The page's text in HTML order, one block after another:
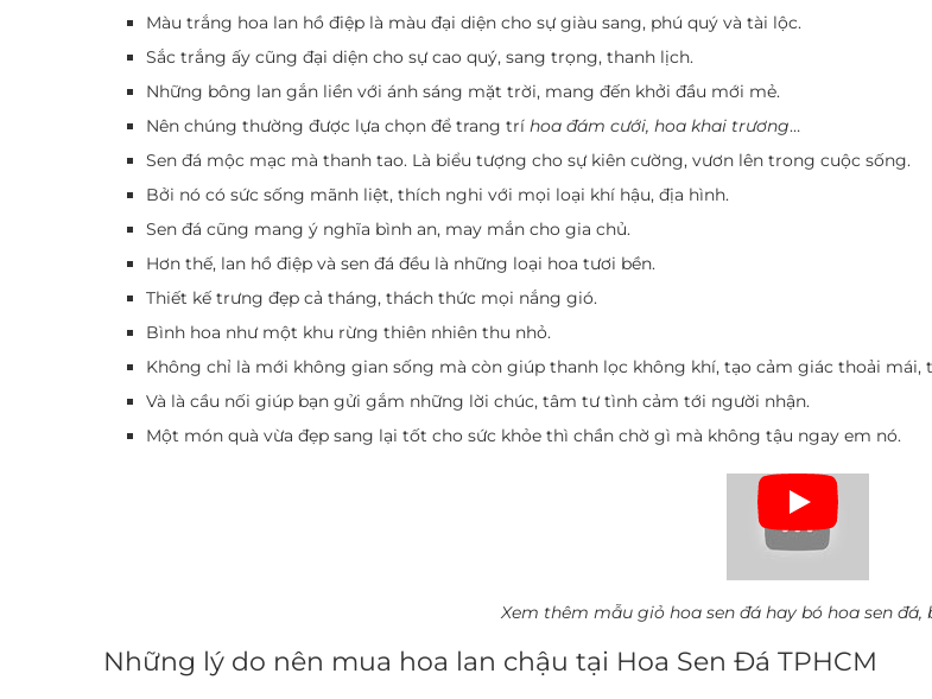
Màu trắng hoa lan hồ điệp là màu đại diện cho sự giàu sang, phú quý và tài lộc.
Sắc trắng ấy cũng đại diện cho sự cao quý, sang trọng, thanh lịch.
Những bông lan gắn liền với ánh sáng mặt trời, mang đến khởi đầu mới mẻ.
Nên chúng thường được lựa chọn để trang trí hoa đám cưới, hoa khai trương…
Sen đá mộc mạc mà thanh tao. Là biểu tượng cho sự kiên cường, vươn lên trong cuộc sống.
Bởi nó có sức sống mãnh liệt, thích nghi với mọi loại khí hậu, địa hình.
Sen đá cũng mang ý nghĩa bình an, may mắn cho gia chủ.
Hơn thế, lan hồ điệp và sen đá đều là những loại hoa tươi bền.
Thiết kế trưng đẹp cả tháng, thách thức mọi nắng gió.
Bình hoa như một khu rừng thiên nhiên thu nhỏ.
Không chỉ là mới không gian sống mà còn giúp thanh lọc không khí, tạo cảm giác thoải mái,
Và là cầu nối giúp bạn gửi gắm những lời chúc, tâm tư tình cảm tới người nhận.
Một món quà vừa đẹp sang lại tốt cho sức khỏe thì chần chờ gì mà không tậu ngay em nó.
Xem thêm mẫu giỏ hoa sen đá hay bó hoa sen đá,
Những lý do nên mua hoa lan chậu tại Hoa Sen Đá TPHCM